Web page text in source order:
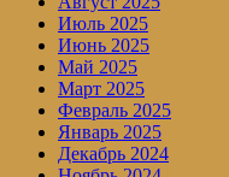
Июль 2025
Июнь 2025
Май 2025
Март 2025
Февраль 2025
Январь 2025
Декабрь 2024